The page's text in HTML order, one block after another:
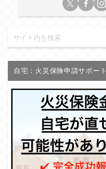
自宅：火災保険申請サポート